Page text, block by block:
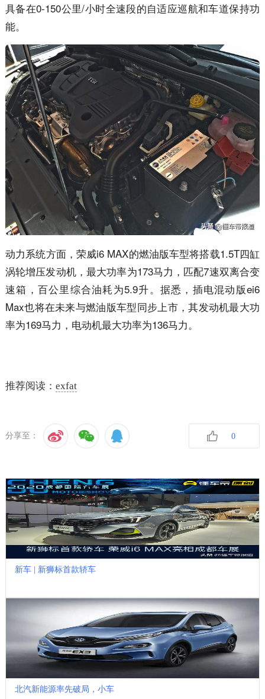
具备在0-150公里/小时全速段的自适应巡航和车道保持功
能。
动力系统方面，荣威i6 MAX的燃油版车型将搭载1.5T四缸
涡轮增压发动机，最大功率为173马力，匹配7速双离合变
速箱，百公里综合油耗为5.9升。据悉，插电混动版ei6
Max也将在未来与燃油版车型同步上市，其发动机最大功
率为169马力，电动机最大功率为136马力。
推荐阅读： exfat
分享至： 0
新车 | 新狮标首款轿车
北汽新能源率先破局，小车